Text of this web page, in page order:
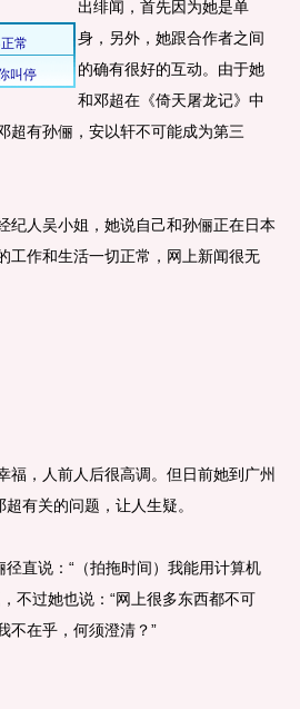
出绯闻，首先因为她是单
身，另外，她跟合作者之间
的确有很好的互动。由于她
和邓超在《倚天屠龙记》中
超有孙俪，安以轩不可能成为第三
人吴小姐，她说自己和孙俪正在日本
工作和生活一切正常，网上新闻很无
，人前人后很高调。但日前她到广州
有关的问题，让人生疑。
直说：“（拍拖时间）我能用计算机
不过她也说：“网上很多东西都不可
不在乎，何须澄清？”